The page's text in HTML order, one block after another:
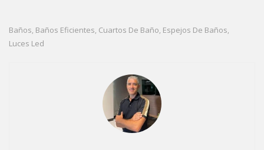
Baños, Baños Eficientes, Cuartos De Baño, Espejos De Baños,
Luces Led